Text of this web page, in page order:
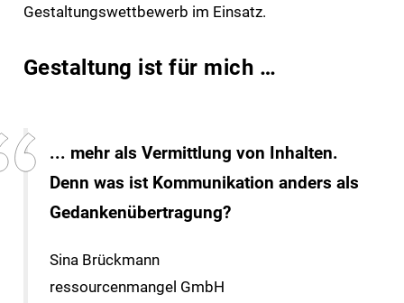
Gestaltungswettbewerb im Einsatz.
Gestaltung ist für mich …
... mehr als Vermittlung von Inhalten.
Denn was ist Kommunikation anders als
Gedankenübertragung?
Sina Brückmann
ressourcenmangel GmbH